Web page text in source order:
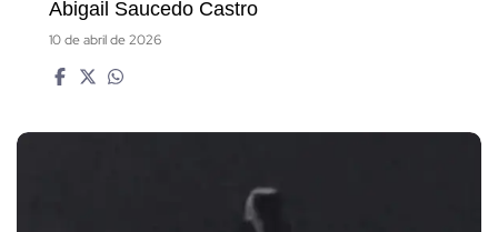
Abigail Saucedo Castro
10 de abril de 2026